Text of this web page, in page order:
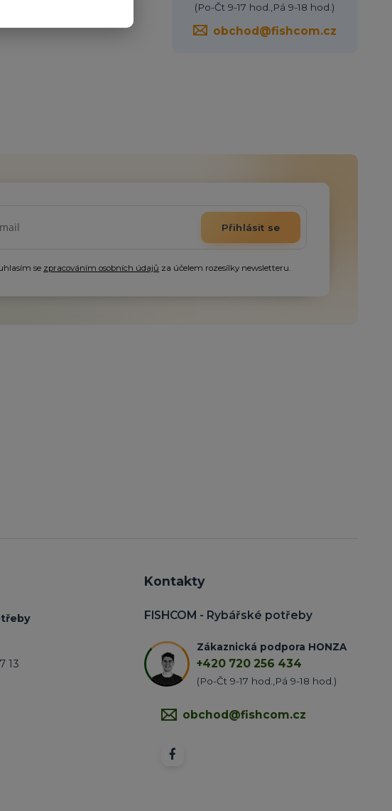
(Po-Čt 9-17 hod.,Pá 9-18 hod.)
obchod@fishcom.cz
Přihlásit se
se zpracováním osobních údajů za účelem rozesílky newsletteru.
13
Kontakty
FISHCOM - Rybářské potřeby
Zákaznická podpora HONZA
+420 720 256 434
(Po-Čt 9-17 hod.,Pá 9-18 hod.)
obchod@fishcom.cz